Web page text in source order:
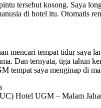
tersebut kosong. Saya
di hotel itu. Otomatis
mencari tempat tidur saya
Dan ternyata, tiga tahun
tempat saya menginap di
Hotel UGM – Malam